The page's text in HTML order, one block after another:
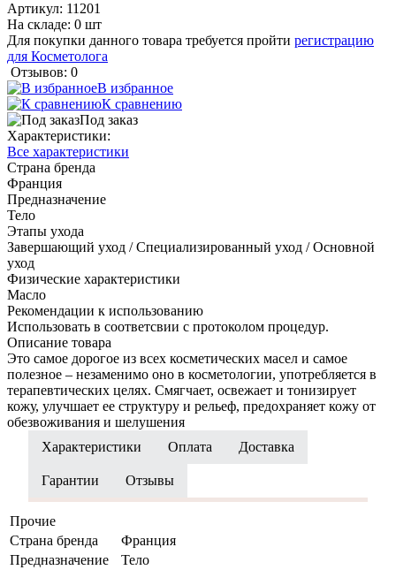
Артикул: 11201
На складе: 0 шт
Для покупки данного товара требуется пройти регистрацию
для Косметолога
Отзывов: 0
В избранное
К сравнению
Под заказ
Характеристики:
Все характеристики
Страна бренда
Франция
Предназначение
Тело
Этапы ухода
Завершающий уход / Специализированный уход / Основной
уход
Физические характеристики
Масло
Рекомендации к использованию
Использовать в соответсвии с протоколом процедур.
Описание товара
Это самое дорогое из всех косметических масел и самое
полезное – незаменимо оно в косметологии, употребляется в
терапевтических целях. Cмягчает, освежает и тонизирует
кожу, улучшает ее структуру и рельеф, предохраняет кожу от
обезвоживания и шелушения
Характеристики
Оплата Доставка
Гарантии Отзывы
Прочие
Страна бренда
Франция
Предназначение
Тело